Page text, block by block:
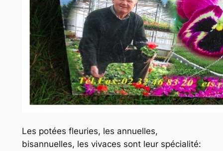
Les potées fleuries, les annuelles,
bisannuelles, les vivaces sont leur spécialité: